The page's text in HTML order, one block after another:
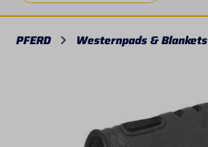
PFERD Westernpads & Blankets